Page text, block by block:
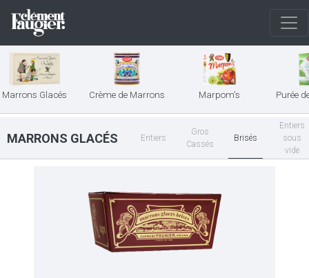
Marrons Glacés Crème de Marrons Marpom's Purée
MARRONS GLACÉS Entiers
Gros
Cassés
Brisés
Entiers
sous
vide